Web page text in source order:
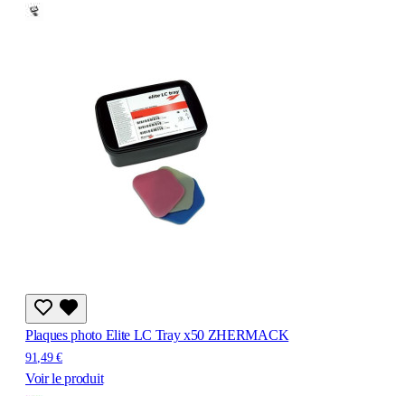
Plaques photo Elite LC Tray x50 ZHERMACK
91,49 €
Voir le produit